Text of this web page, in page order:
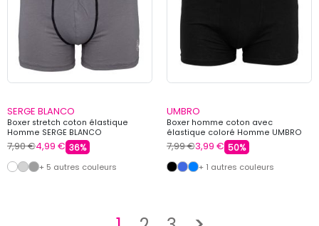
SERGE BLANCO
Boxer stretch coton élastique
Homme SERGE BLANCO
7,90 €4,99 € 36%
+ 5 autres couleurs
UMBRO
Boxer homme coton avec
élastique coloré Homme UMBRO
7,99 €3,99 € 50%
+ 1 autres couleurs